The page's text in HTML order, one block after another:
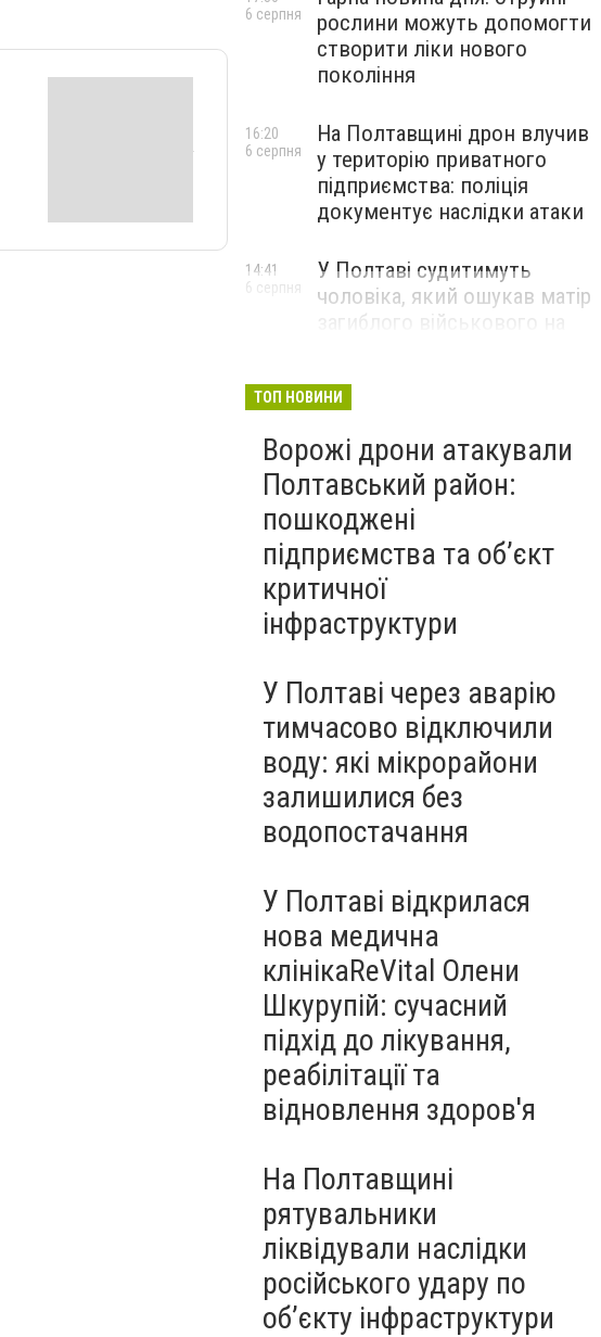
рослини можуть допомогти
створити ліки нового
покоління
6 серпня
На Полтавщині дрон влучив
у територію приватного
підприємства: поліція
документує наслідки атаки
16:20
6 серпня
У Полтаві судитимуть
чоловіка, який ошукав матір
загиблого військового на
14:41
6 серпня
ТОП НОВИНИ
Ворожі дрони атакували
Полтавський район:
пошкоджені
підприємства та об’єкт
критичної
інфраструктури
У Полтаві через аварію
тимчасово відключили
воду: які мікрорайони
залишилися без
водопостачання
У Полтаві відкрилася
нова медична
клінікаReVital Олени
Шкурупій: сучасний
підхід до лікування,
реабілітації та
відновлення здоров'я
На Полтавщині
рятувальники
ліквідували наслідки
російського удару по
об’єкту інфраструктури